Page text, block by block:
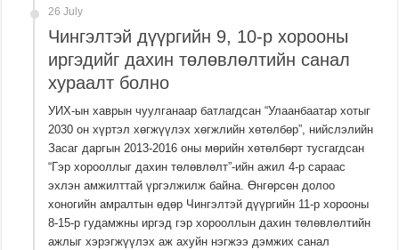
26 July
Чингэлтэй дүүргийн 9, 10-р хорооны
иргэдийг дахин төлөвлөлтийн санал
хураалт болно
УИХ-ын хаврын чуулганаар батлагдсан “Улаанбаатар хотыг
2030 он хүртэл хөгжүүлэх хөгжлийн хөтөлбөр”, нийслэлийн
Засаг даргын 2013-2016 оны мөрийн хөтөлбөрт тусгагдсан
“Гэр хорооллыг дахин төлөвлөлт”-ийн ажил 4-р сараас
эхлэн амжилттай үргэлжилж байна. Өнгөрсөн долоо
хоногийн амралтын өдөр Чингэлтэй дүүргийн 11-р хорооны
8-15-р гудамжны иргэд гэр хорооллын дахин төлөвлөлтийн
ажлыг хэрэгжүүлэх аж ахуйн нэгжээ дэмжих санал